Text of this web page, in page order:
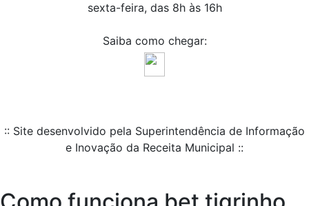
sexta-feira, das 8h às 16h
Saiba como chegar:
:: Site desenvolvido pela Superintendência de Informação
e Inovação da Receita Municipal ::